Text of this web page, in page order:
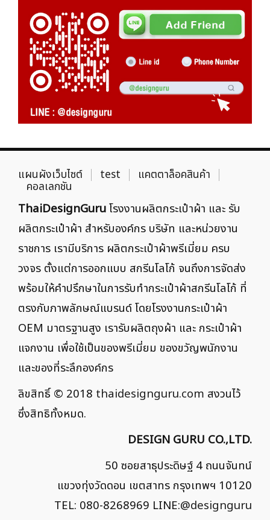
แผนผังเว็บไซต์ test แคตตาล็อคสินค้า
คอลเลกชัน
ThaiDesignGuruโรงงานผลิตกระเป๋าผ้า และ รับ
ผลิตกระเป๋าผ้า สำหรับองค์กร บริษัท และหน่วยงาน
ราชการ เรามีบริการ ผลิตกระเป๋าผ้าพรีเมี่ยม ครบ
วงจร ตั้งแต่การออกแบบ สกรีนโลโก้ จนถึงการจัดส่ง
พร้อมให้คำปรึกษาในการรับทำกระเป๋าผ้าสกรีนโลโก้ ที่
ตรงกับภาพลักษณ์แบรนด์ โดยโรงงานกระเป๋าผ้า
OEM มาตรฐานสูง เรารับผลิตถุงผ้า และ กระเป๋าผ้า
แจกงาน เพื่อใช้เป็นของพรีเมี่ยม ของขวัญพนักงาน
และของที่ระลึกองค์กร
ลิขสิทธิ์ © 2018 thaidesignguru.com สงวนไว้
ซึ่งสิทธิทั้งหมด.
DESIGN GURU CO.,LTD.
50 ซอยสาธุประดิษฐ์ 4 ถนนจันทน์
แขวงทุ่งวัดดอน เขตสาทร กรุงเทพฯ 10120
TEL: 080-8268969 LINE:@designguru